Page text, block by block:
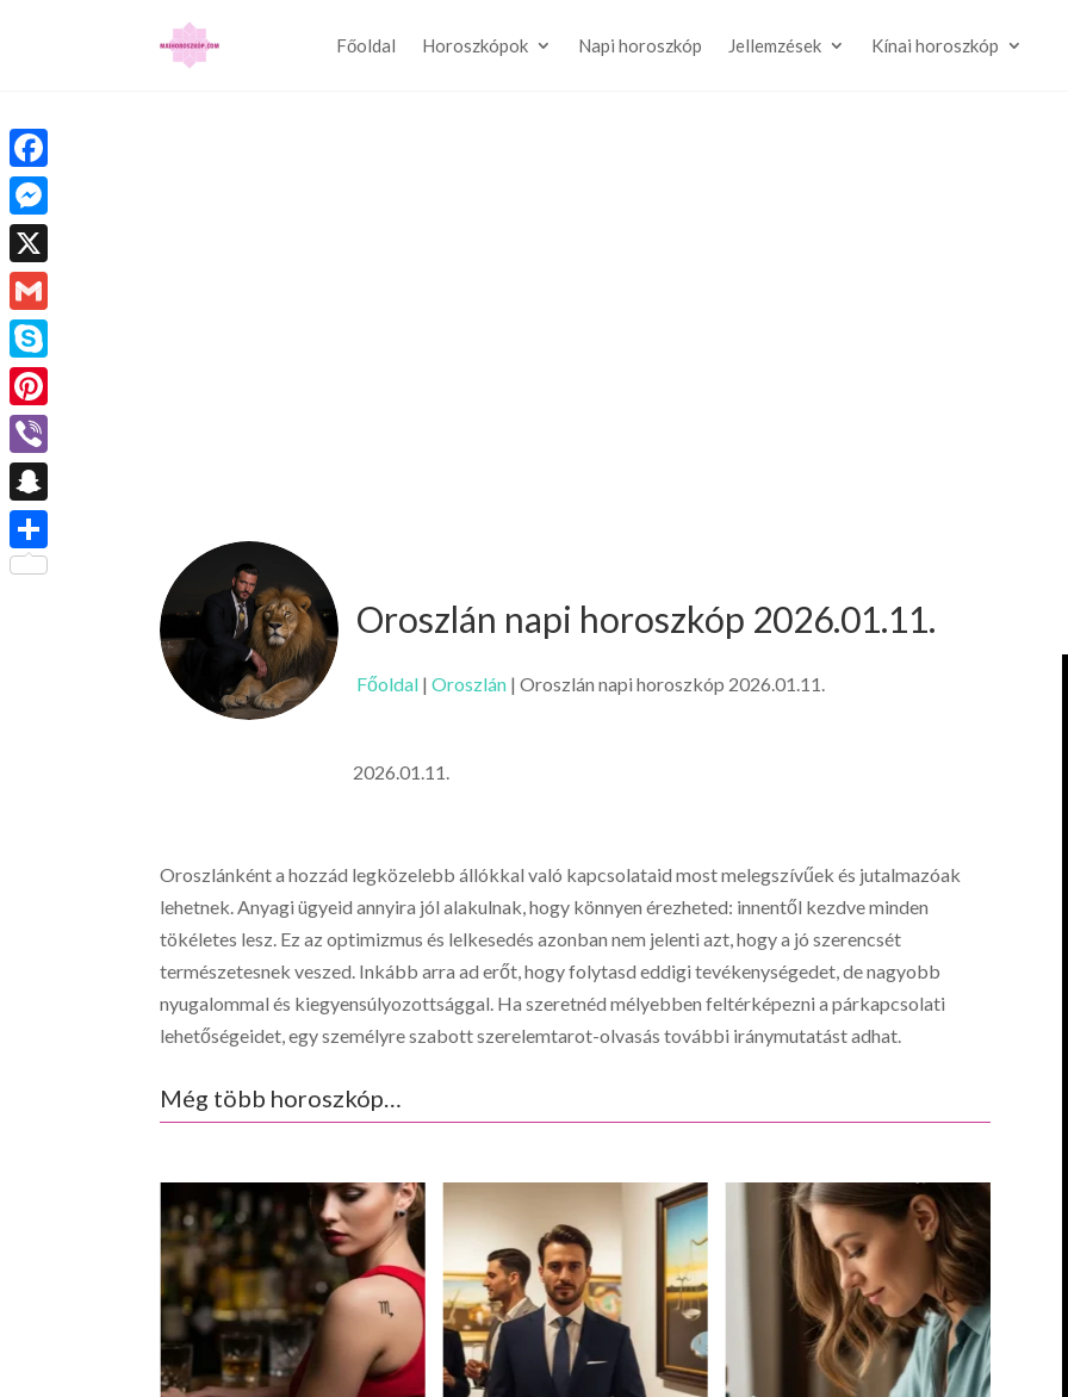
Főoldal Horoszkópok Napi horoszkóp Jellemzések Kínai horoszkóp
Oroszlán napi horoszkóp 2026.01.11.
Főoldal |Oroszlán |Oroszlán napi horoszkóp 2026.01.11.
2026.01.11.
Oroszlánként a hozzád legközelebb állókkal való kapcsolataid most melegszívűek és jutalmazóak
lehetnek. Anyagi ügyeid annyira jól alakulnak, hogy könnyen érezheted: innentől kezdve minden
tökéletes lesz. Ez az optimizmus és lelkesedés azonban nem jelenti azt, hogy a jó szerencsét
természetesnek veszed. Inkább arra ad erőt, hogy folytasd eddigi tevékenységedet, de nagyobb
nyugalommal és kiegyensúlyozottsággal. Ha szeretnéd mélyebben feltérképezni a párkapcsolati
lehetőségeidet, egy személyre szabott szerelemtarot-olvasás további iránymutatást adhat.
Még több horoszkóp…
Facebook
Messenger
X
Gmail
Skype
Pinterest
Viber
Snapchat
Ossza